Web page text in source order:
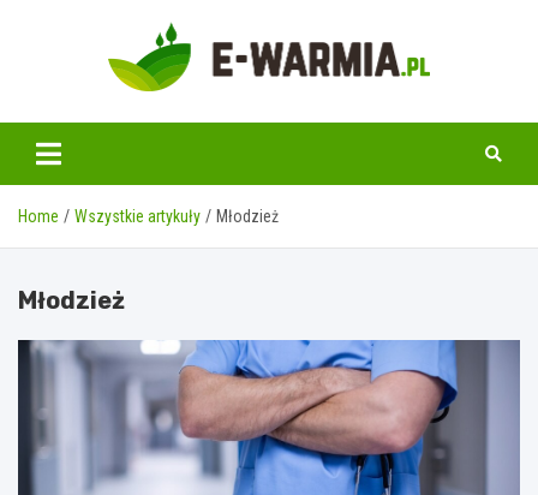
www.e-warmia.pl
Home Wszystkie artykuły Młodzież
Młodzież